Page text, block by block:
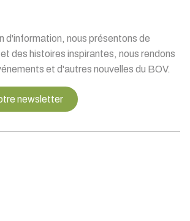
d'information, nous présentons de
des histoires inspirantes, nous rendons
et d'autres nouvelles du BOV.
newsletter